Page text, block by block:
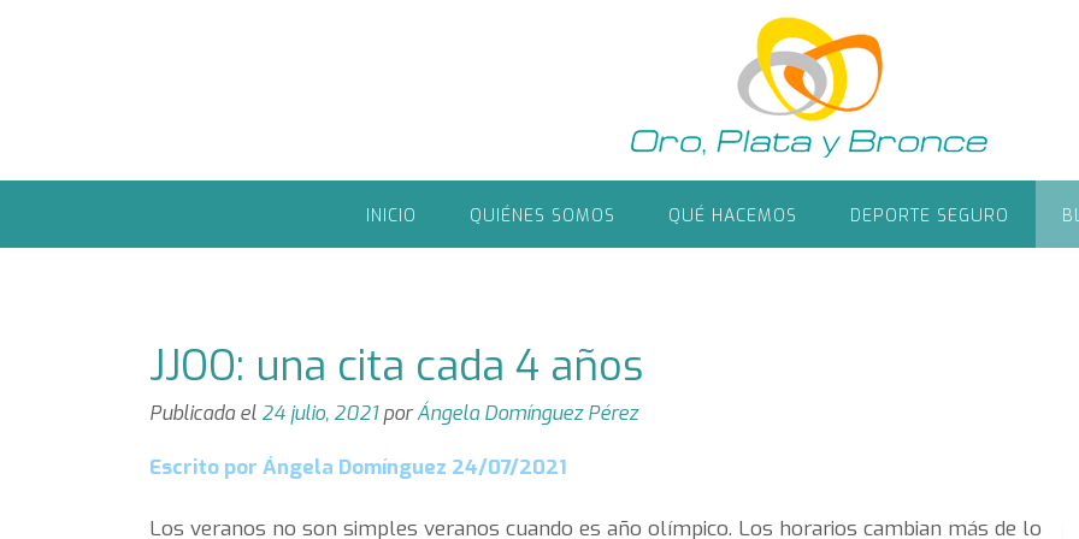
INICIO QUIÉNES SOMOS QUÉ HACEMOS DEPORTE SEGURO
JJOO: una cita cada 4 años
Publicada el 24 julio, 2021porÁngela Domínguez Pérez
Escrito por Ángela Domínguez 24/07/2021
Los veranos no son simples veranos cuando es año olímpico. Los horarios cambian más de lo